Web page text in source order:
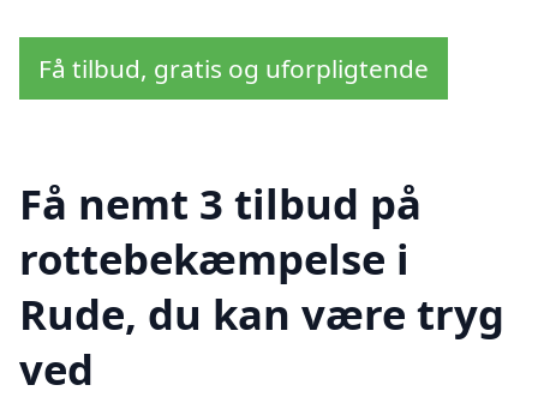
Få tilbud, gratis og uforpligtende
Få nemt 3 tilbud på
rottebekæmpelse i
Rude, du kan være tryg
ved